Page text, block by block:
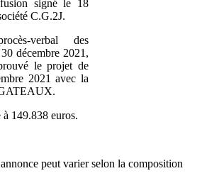
signé le 18
C.G.2J.
verbal des
décembre 2021,
le projet de
2021 avec la
149.838 euros.
peut varier selon la composition